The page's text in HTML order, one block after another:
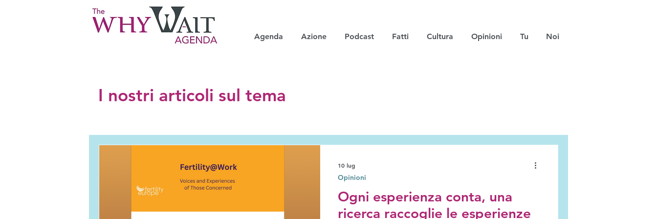
Agenda Azione Podcast Fatti Cultura Opinioni Tu Noi
I nostri articoli sul tema
Ogni esperienza conta, una
ricerca raccoglie le esperienze
Opinioni
10 lug